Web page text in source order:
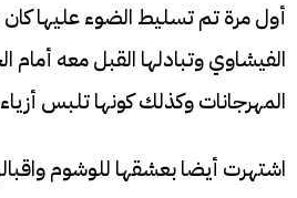
أول مرة تم تسليط الضوء عليها
الفيشاوي وتبادلها القبل معه أمام
المهرجانات وكذلك كونها تلبس
اشتهرت أيضا بعشقها للوشوم